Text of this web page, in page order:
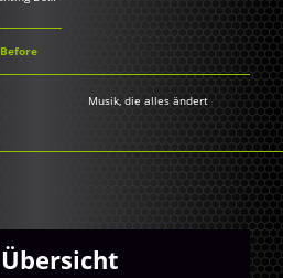
Musik, die alles ändert